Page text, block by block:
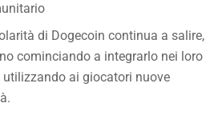
di Dogecoin continua a salire,
cominciando a integrarlo nei loro
ai giocatori nuove